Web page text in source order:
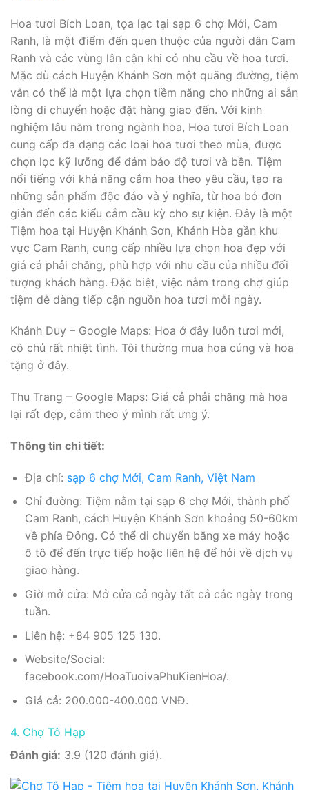
Hoa tươi Bích Loan, tọa lạc tại sạp 6 chợ Mới, Cam
Ranh, là một điểm đến quen thuộc của người dân Cam
Ranh và các vùng lân cận khi có nhu cầu về hoa tươi.
Mặc dù cách Huyện Khánh Sơn một quãng đường, tiệm
vẫn có thể là một lựa chọn tiềm năng cho những ai sẵn
lòng di chuyển hoặc đặt hàng giao đến. Với kinh
nghiệm lâu năm trong ngành hoa, Hoa tươi Bích Loan
cung cấp đa dạng các loại hoa tươi theo mùa, được
chọn lọc kỹ lưỡng để đảm bảo độ tươi và bền. Tiệm
nổi tiếng với khả năng cắm hoa theo yêu cầu, tạo ra
những sản phẩm độc đáo và ý nghĩa, từ hoa bó đơn
giản đến các kiểu cắm cầu kỳ cho sự kiện. Đây là một
Tiệm hoa tại Huyện Khánh Sơn, Khánh Hòa gần khu
vực Cam Ranh, cung cấp nhiều lựa chọn hoa đẹp với
giá cả phải chăng, phù hợp với nhu cầu của nhiều đối
tượng khách hàng. Đặc biệt, việc nằm trong chợ giúp
tiệm dễ dàng tiếp cận nguồn hoa tươi mỗi ngày.
Khánh Duy – Google Maps: Hoa ở đây luôn tươi mới,
cô chủ rất nhiệt tình. Tôi thường mua hoa cúng và hoa
tặng ở đây.
Thu Trang – Google Maps: Giá cả phải chăng mà hoa
lại rất đẹp, cắm theo ý mình rất ưng ý.
Thông tin chi tiết:
Địa chỉ: sạp 6 chợ Mới, Cam Ranh, Việt Nam
Chỉ đường: Tiệm nằm tại sạp 6 chợ Mới, thành phố
Cam Ranh, cách Huyện Khánh Sơn khoảng 50-60km
về phía Đông. Có thể di chuyển bằng xe máy hoặc
ô tô để đến trực tiếp hoặc liên hệ để hỏi về dịch vụ
giao hàng.
Giờ mở cửa: Mở cửa cả ngày tất cả các ngày trong
tuần.
Liên hệ: +84 905 125 130.
Website/Social:
facebook.com/HoaTuoivaPhuKienHoa/.
Giá cả: 200.000-400.000 VNĐ.
4. Chợ Tô Hạp
Đánh giá: 3.9 (120 đánh giá).